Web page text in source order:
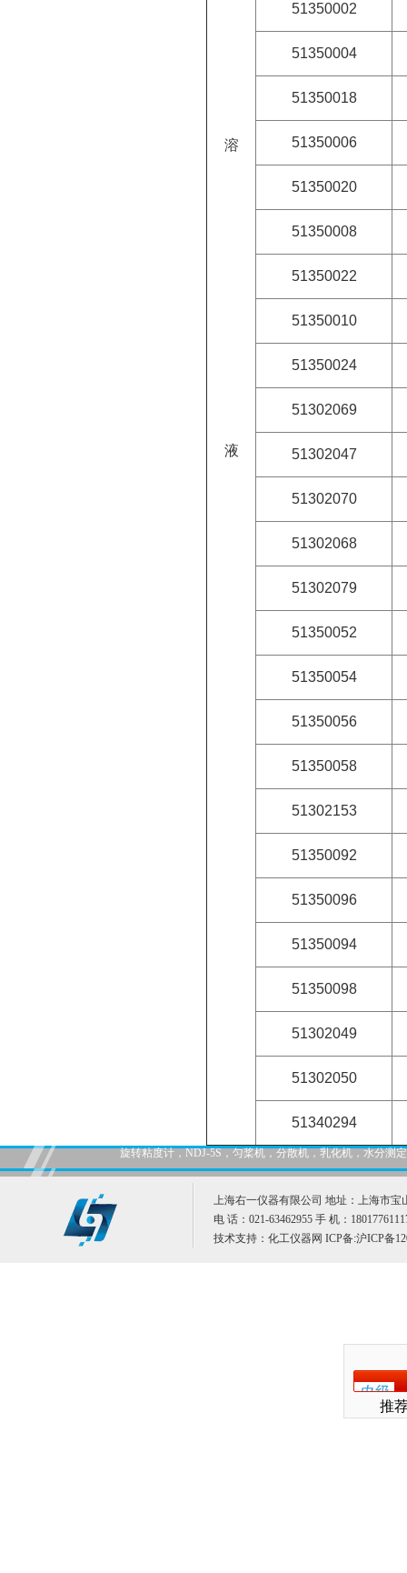
溶
液
51350002
51350004
51350018
51350006
51350020
51350008
51350022
51350010
51350024
51302069
51302047
51302070
51302068
51302079
51350052
51350054
51350056
51350058
51302153
51350092
51350096
51350094
51350098
51302049
51302050
51340294
旋转粘度计，NDJ-5S，匀桨机，分散机，乳化机，水分测
上海右一仪器有限公司 地址：上海市宝
电 话：021-63462955 手 机：
技术支持： 化工仪器网 ICP备:沪ICP备
推